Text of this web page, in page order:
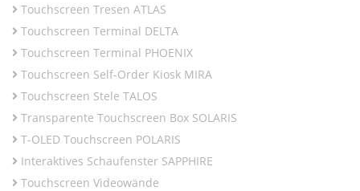
Touchscreen Tresen ATLAS
Touchscreen Terminal DELTA
Touchscreen Terminal PHOENIX
Touchscreen Self-Order Kiosk MIRA
Touchscreen Stele TALOS
Transparente Touchscreen Box SOLARIS
T-OLED Touchscreen POLARIS
Interaktives Schaufenster SAPPHIRE
Touchscreen Videowände